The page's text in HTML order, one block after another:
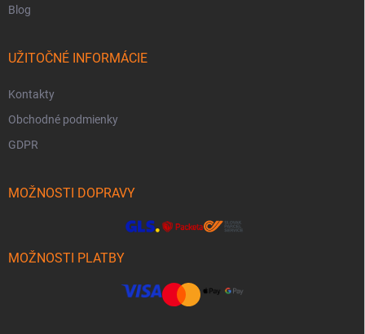
Blog
UŽITOČNÉ INFORMÁCIE
Kontakty
Obchodné podmienky
GDPR
MOŽNOSTI DOPRAVY
MOŽNOSTI PLATBY